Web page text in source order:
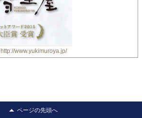
http://www.yukimuroya.jp/
ページの先頭へ